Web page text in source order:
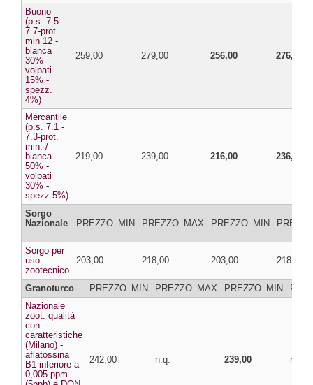
Buono
(p.s. 7.5 -
7.7-prot.
min 12 -
bianca
30% -
volpati
15% -
spezz.
4%)
259,00 279,00 256,00 276,00
Mercantile
(p.s. 7.1 -
7.3-prot.
min. / -
bianca
50% -
volpati
30% -
spezz.5%)
219,00 239,00 216,00 236,00
Sorgo
Nazionale
PREZZO_MIN PREZZO_MAX PREZZO_MIN
Sorgo per
uso
zootecnico
203,00 218,00 203,00 218,00
Granoturco PREZZO_MIN PREZZO_MAX PREZZO_MIN
Nazionale
zoot. qualità
con
caratteristiche
(Milano) -
aflatossina
B1 inferiore a
0,005 ppm
242,00 n.q. 239,00 n.q.